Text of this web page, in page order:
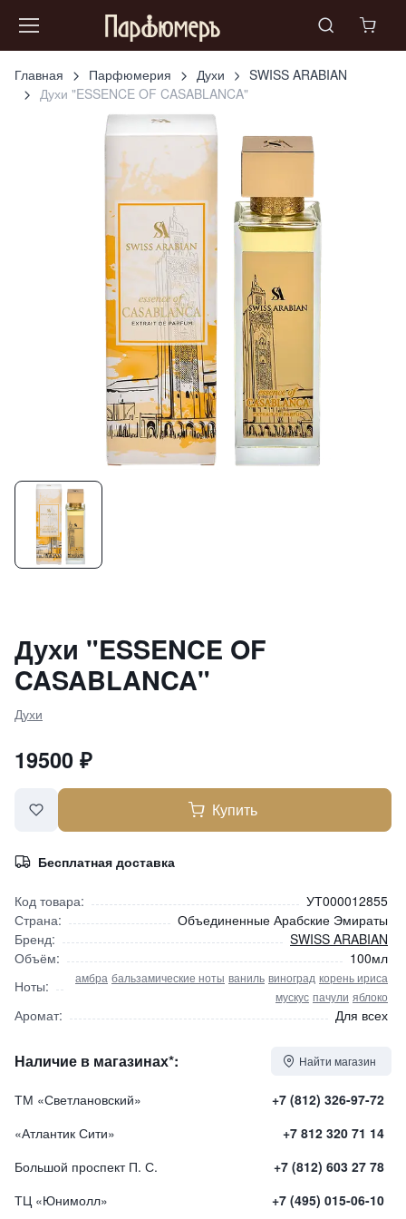
Главная Парфюмерия Духи
SWISS ARABIAN
Духи "ESSENCE OF CASABLANCA"
Духи "ESSENCE OF
CASABLANCA"
Духи
19500 ₽
Купить
Бесплатная доставка
Код товара:
УТ000012855
Страна:
Объединенные Арабские Эмираты
Бренд:
SWISS ARABIAN
Объём:
100мл
Ноты:
амбра бальзамические ноты ваниль виноград корень ириса
мускус пачули яблоко
Аромат: Для всех
Наличие в магазинах*: Найти магазин
ТМ «Светлановский»
+7 (812) 326-97-72
«Атлантик Сити»
+7 812 320 71 14
Большой проспект П. С.
+7 (812) 603 27 78
ТЦ «Юнимолл»
+7 (495) 015-06-10